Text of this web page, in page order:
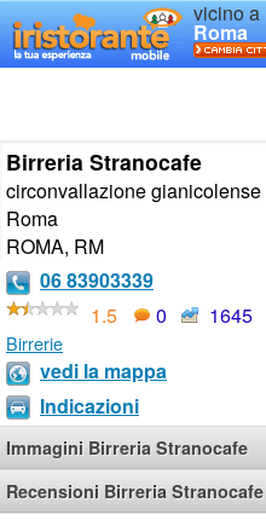
vicino a
Roma
Birreria Stranocafe
circonvallazione
Roma
ROMA, RM
06 83903339
1.5
0 1645
Birrerie
vedi la mappa
Indicazioni
Immagini Birreria Stranocafe
Recensioni Birreria Stranocafe